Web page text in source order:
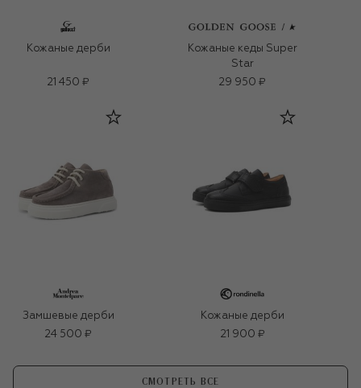
Кожаные дерби
21 450 ₽
Кожаные кеды Super
Star
29 950 ₽
Замшевые дерби
24 500 ₽
Кожаные дерби
21 900 ₽
СМОТРЕТЬ ВСЕ